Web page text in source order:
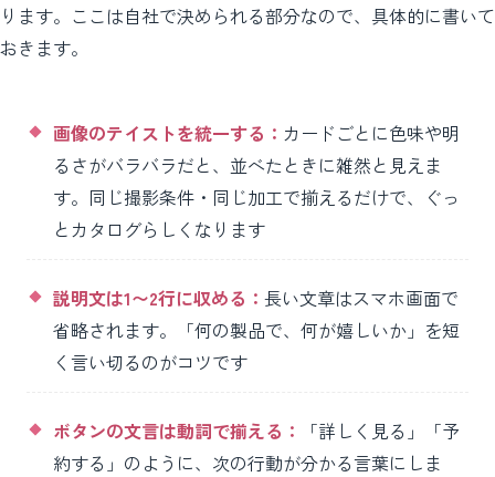
ります。ここは自社で決められる部分なので、具体的に書いて
おきます。
画像のテイストを統一する： カードごとに色味や明
るさがバラバラだと、並べたときに雑然と見えま
す。同じ撮影条件・同じ加工で揃えるだけで、ぐっ
とカタログらしくなります
説明文は1〜2行に収める： 長い文章はスマホ画面で
省略されます。「何の製品で、何が嬉しいか」を短
く言い切るのがコツです
ボタンの文言は動詞で揃える：
「詳しく見る」「予
約する」のように、次の行動が分かる言葉にしま